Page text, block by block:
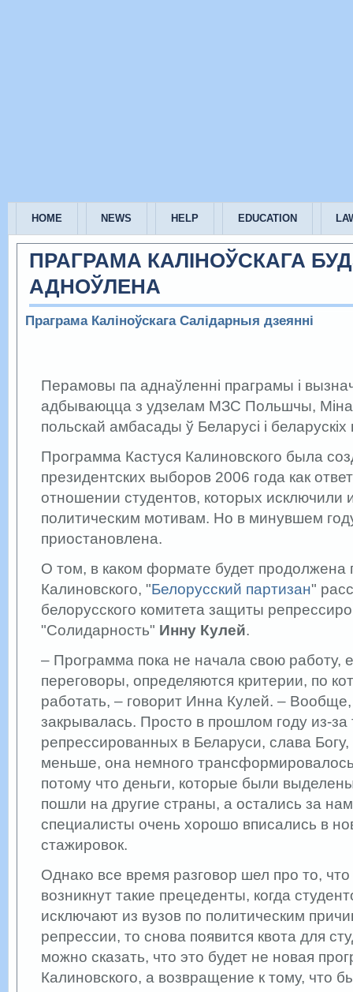
HOME NEWS HELP EDUCATION
ПРАГРАМА КАЛІНОЎСКАГА
АДНОЎЛЕНА
Праграма Каліноўскага Салідарныя дзеянні
Перамовы па аднаўленні праграмы і
адбываюцца з удзелам МЗС Польшчы,
польскай амбасады ў Беларусі і
Программа Кастуся Калиновского была
президентских выборов 2006 года как
отношении студентов, которых исключили
политическим мотивам. Но в минувшем
приостановлена.
О том, в каком формате будет продолжена
Калиновского, "Белорусский партизан"
белорусского комитета защиты
"Солидарность" Инну Кулей.
– Программа пока не начала свою работу,
переговоры, определяются критерии, по
работать, – говорит Инна Кулей. –
закрывалась. Просто в прошлом году из-за
репрессированных в Беларуси, слава
меньше, она немного
потому что деньги, которые были
пошли на другие страны, а остались за
специалисты очень хорошо вписались в
стажировок.
Однако все время разговор шел про то,
возникнут такие прецеденты, когда
исключают из вузов по политическим
репрессии, то снова появится квота для
можно сказать, что это будет не новая
Калиновского, а возвращение к тому, что